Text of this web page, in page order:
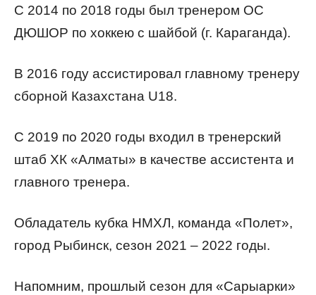
С 2014 по 2018 годы был тренером ОС
ДЮШОР по хоккею с шайбой (г. Караганда).
В 2016 году ассистировал главному тренеру
сборной Казахстана U18.
С 2019 по 2020 годы входил в тренерский
штаб ХК «Алматы» в качестве ассистента и
главного тренера.
Обладатель кубка НМХЛ, команда «Полет»,
город Рыбинск, сезон 2021 – 2022 годы.
Напомним, прошлый сезон для «Сарыарки»